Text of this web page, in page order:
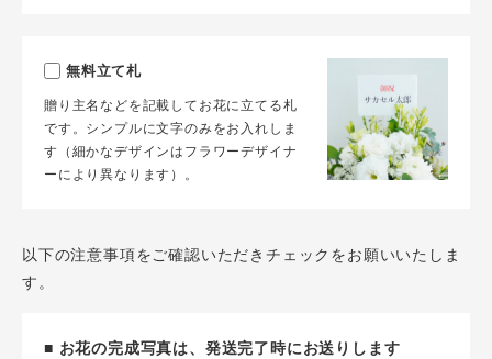
無料立て札
贈り主名などを記載してお花に立てる札
です。シンプルに文字のみをお入れしま
す（細かなデザインはフラワーデザイナ
ーにより異なります）。
以下の注意事項をご確認いただきチェックをお願いいたしま
す。
■ お花の完成写真は、発送完了時にお送りします